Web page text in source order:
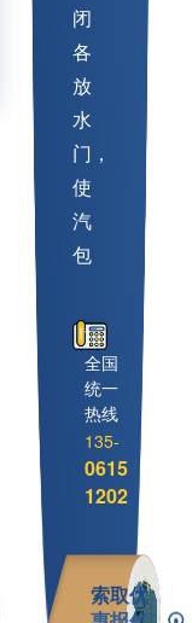
闭
各
放
水
门，
使
汽
包
全国
统一
热线
135-
0615
1202
索取优